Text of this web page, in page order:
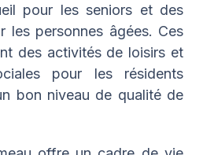
pour les seniors et des
les personnes âgées. Ces
des activités de loisirs et
pour les résidents
bon niveau de qualité de